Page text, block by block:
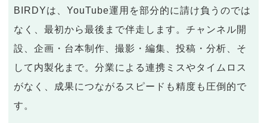
BIRDYは、YouTube運用を部分的に請け負うのでは
なく、最初から最後まで伴走します。チャンネル開
設、企画・台本制作、撮影・編集、投稿・分析、そ
して内製化まで。分業による連携ミスやタイムロス
がなく、成果につながるスピードも精度も圧倒的で
す。